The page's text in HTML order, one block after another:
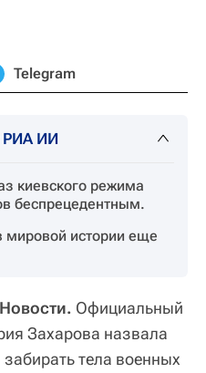
Telegram
РИА ИИ
киевского режима
беспрецедентным.
мировой истории еще
Официальный
Захарова назвала
тела военных